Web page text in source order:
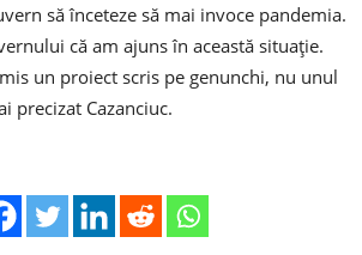
să înceteze să mai invoce pandemia.
că am ajuns în această situație.
un proiect scris pe genunchi, nu unul
precizat Cazanciuc.